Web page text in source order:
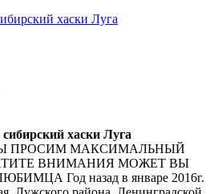
хаски Луга
хаски Луга
ПРОСИМ МАКСИМАЛЬНЫЙ
ВНИМАНИЯ МОЖЕТ ВЫ
Год назад в январе 2016г.